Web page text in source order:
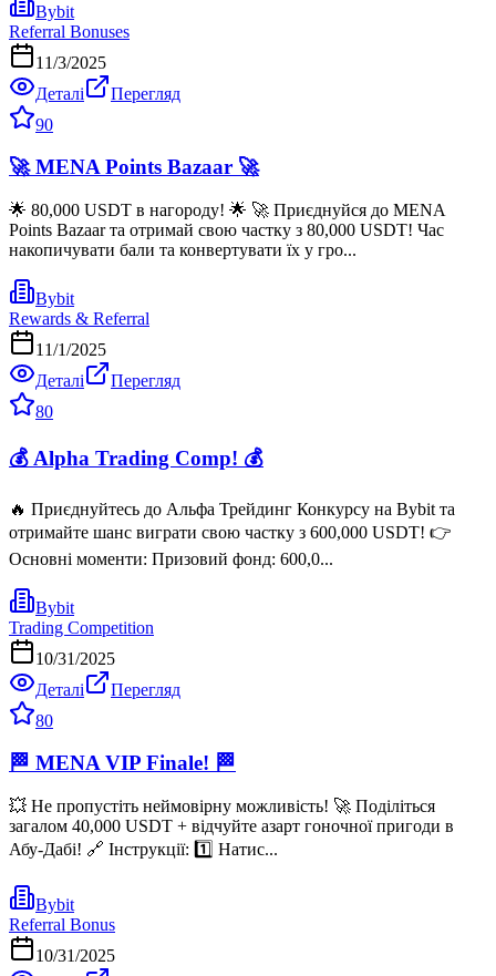
Bybit
Referral Bonuses
11/3/2025
Деталі
Перегляд
90
🚀 MENA Points Bazaar 🚀
🌟 80,000 USDT в нагороду! 🌟 🚀 Приєднуйся до MENA
Points Bazaar та отримай свою частку з 80,000 USDT! Час
накопичувати бали та конвертувати їх у гро...
Bybit
Rewards & Referral
11/1/2025
Деталі
Перегляд
80
💰 Alpha Trading Comp! 💰
🔥 Приєднуйтесь до Альфа Трейдинг Конкурсу на Bybit та
отримайте шанс виграти свою частку з 600,000 USDT! 👉
Основні моменти: Призовий фонд: 600,0...
Bybit
Trading Competition
10/31/2025
Деталі
Перегляд
80
🏁 MENA VIP Finale! 🏁
💥 Не пропустіть неймовірну можливість! 🚀 Поділіться
загалом 40,000 USDT + відчуйте азарт гоночної пригоди в
Абу-Дабі! 🔗 Інструкції: 1️⃣ Натис...
Bybit
Referral Bonus
10/31/2025